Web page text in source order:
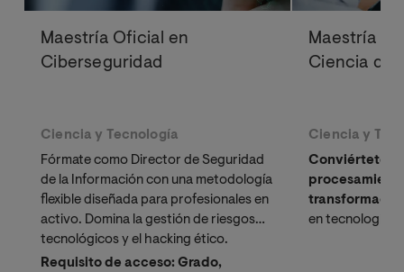
Maestría Oficial en
Ciberseguridad
Ciencia y Tecnología
Fórmate como Director de Seguridad
de la Información con una metodología
flexible diseñada para profesionales en
activo. Domina la gestión de riesgos
tecnológicos y el hacking ético.
Requisito de acceso: Grado,
Maestría
Ciencia de
Ciencia y
Conviértete
en tecnologías